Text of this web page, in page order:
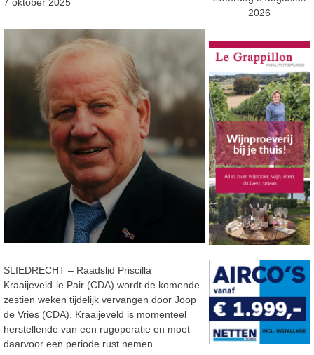
7 oktober 2025
SLIEDRECHT – Raadslid Priscilla
Kraaijeveld-le Pair (CDA) wordt de komende
zestien weken tijdelijk vervangen door Joop
de Vries (CDA). Kraaijeveld is momenteel
herstellende van een rugoperatie en moet
daarvoor een periode rust nemen.
2026